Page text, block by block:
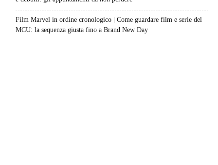
Film Marvel in ordine cronologico | Come guardare film e serie del
MCU: la sequenza giusta fino a Brand New Day